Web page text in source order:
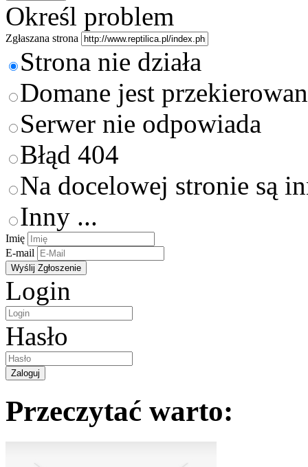
Określ problem
Zgłaszana strona
Strona nie działa
Domane jest
Serwer nie odpowiada
Błąd 404
Na docelowej stronie są
Inny ...
Imię
E-mail
Login
Hasło
Przeczytać warto: